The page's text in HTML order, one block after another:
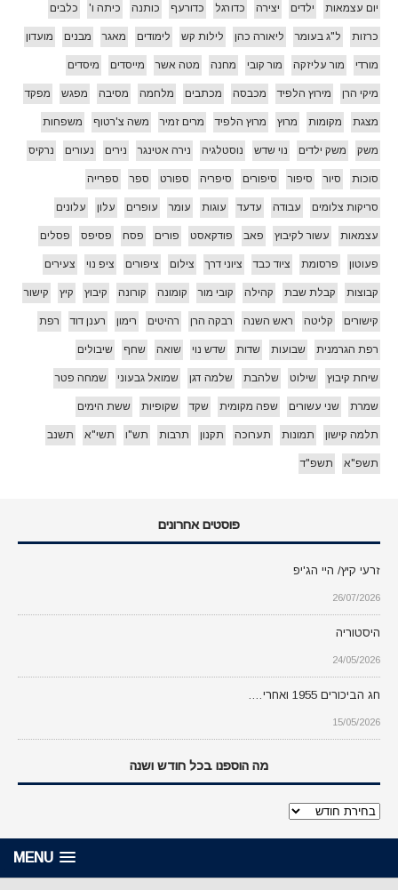
יום עצמאות ילדים יצירה כדורגל כדורעף כותנה כיתה ו' כלבים
כרזות ל"ג בעומר ליאורה כהן לילות קש לימודים מאגר מבנים מועדון
מורדי מור עליזקה מור קובי מחנה מטה אשר מייסדים מיסדים
מיקי הרן מירוץ הלפיד מכבסה מכתבים מלחמה מסיבה מפגש מפקד
מצגת מקומות מרוץ מרוץ הלפיד מרים זמיר משה צ'רטוף משפחות
משק משק ילדים נוי שדש נוסטלגיה נירה אטינגר נירים נעורים נרקיס
סוכות סיור סיפור סיפורים סיפריה ספורט ספר ספרייה
סריקות צלומים עבודה עדעד עוגות עומר עופרים עלון עלונים
עצמאות עשור לקיבוץ פאב פודקאסט פורים פסח פסיפס פסלים
פעוטון פרסומת ציוד כבד ציוני דרך צילום ציפורים ציפ נוי צעירים
קבוצות קבלת שבת קהילה קובי מור קומונה קורונה קיבוץ קיץ קישור
קישורים קליטה ראש השנה רבקה הרן רהיטים רימון רענן דוד רפת
רפת הגרמנית שבועות שדות שדש נוי שואה שחף שיבולים
שיחת קיבוץ שילוט שלהבת שלמה דגן שמואל גבעוני שמחה פטר
שמרת שני עשורים שפה מקומית שקד שקופיות ששת הימים
תלמה קישון תמונות תערוכה תקנון תרבות תש"ו תשי"א תשנב
תשפ"א תשפ"ד
פוסטים אחרונים
זרעי קיץ/ היי הג'יפ
26/07/2026
היסטוריה
24/05/2026
חג הביכורים 1955 ואחרי….
15/05/2026
מה הוספנו בכל חודש ושנה
מה
ושנה
MENU